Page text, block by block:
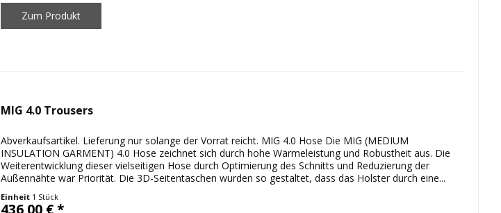
Zum Produkt
MIG 4.0 Trousers
Abverkaufsartikel. Lieferung nur solange der Vorrat reicht. MIG 4.0 Hose Die MIG (MEDIUM
INSULATION GARMENT) 4.0 Hose zeichnet sich durch hohe Wärmeleistung und Robustheit aus. Die
Weiterentwicklung dieser vielseitigen Hose durch Optimierung des Schnitts und Reduzierung der
Außennähte war Priorität. Die 3D-Seitentaschen wurden so gestaltet, dass das Holster durch eine...
Einheit 1 Stück